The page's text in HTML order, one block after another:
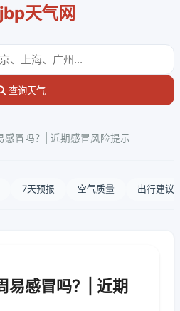
天气网
查询天气
感冒吗？| 近期感冒风险提示
7天预报 空气质量 出行建议
易感冒吗？| 近期